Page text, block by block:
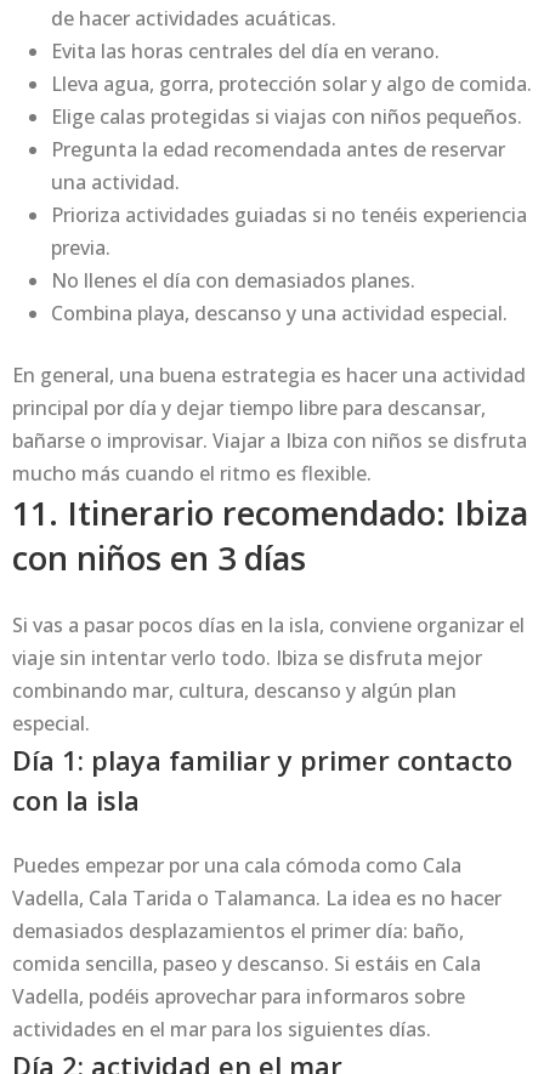
de hacer actividades acuáticas.
Evita las horas centrales del día en verano.
Lleva agua, gorra, protección solar y algo de comida.
Elige calas protegidas si viajas con niños pequeños.
Pregunta la edad recomendada antes de reservar
una actividad.
Prioriza actividades guiadas si no tenéis experiencia
previa.
No llenes el día con demasiados planes.
Combina playa, descanso y una actividad especial.
En general, una buena estrategia es hacer una actividad
principal por día y dejar tiempo libre para descansar,
bañarse o improvisar. Viajar a Ibiza con niños se disfruta
mucho más cuando el ritmo es flexible.
11. Itinerario recomendado: Ibiza
con niños en 3 días
Si vas a pasar pocos días en la isla, conviene organizar el
viaje sin intentar verlo todo. Ibiza se disfruta mejor
combinando mar, cultura, descanso y algún plan
especial.
Día 1: playa familiar y primer contacto
con la isla
Puedes empezar por una cala cómoda como Cala
Vadella, Cala Tarida o Talamanca. La idea es no hacer
demasiados desplazamientos el primer día: baño,
comida sencilla, paseo y descanso. Si estáis en Cala
Vadella, podéis aprovechar para informaros sobre
actividades en el mar para los siguientes días.
Día 2: actividad en el mar